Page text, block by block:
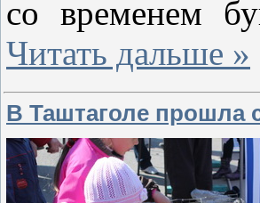
со временем
Читать дальше »
В Таштаголе прошла